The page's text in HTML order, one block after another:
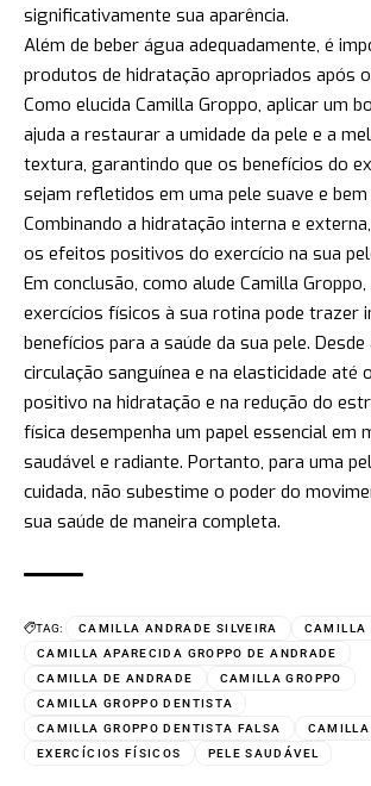
significativamente sua aparência.
Além de beber água adequadamente, é
produtos de hidratação apropriados após
Como elucida Camilla Groppo, aplicar um
ajuda a restaurar a umidade da pele e a
textura, garantindo que os benefícios do
sejam refletidos em uma pele suave e
Combinando a hidratação interna e
os efeitos positivos do exercício na sua
Em conclusão, como alude Camilla
exercícios físicos à sua rotina pode trazer
benefícios para a saúde da sua pele.
circulação sanguínea e na elasticidade até
positivo na hidratação e na redução do
física desempenha um papel essencial em
saudável e radiante. Portanto, para uma
cuidada, não subestime o poder do
sua saúde de maneira completa.
TAG: CAMILLA ANDRADE SILVEIRA
CAMILLA
CAMILLA APARECIDA GROPPO DE ANDRADE
CAMILLA DE ANDRADE
CAMILLA GROPPO
CAMILLA GROPPO DENTISTA
CAMILLA GROPPO DENTISTA FALSA
CAMILLA
EXERCÍCIOS FÍSICOS
PELE SAUDÁVEL